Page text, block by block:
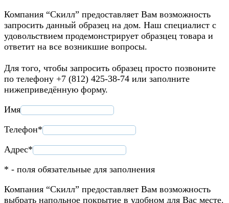
Компания “Скилл” предоставляет Вам возможность
запросить данный образец на дом. Наш специалист с
удовольствием продемонстрирует образцец товара и
ответит на все возникшие вопросы.
Для того, чтобы запросить образец просто позвоните
по телефону +7 (812) 425-38-74 или заполните
нижеприведённую форму.
Имя
Телефон*
Адрес*
* - поля обязательные для заполнения
Компания “Скилл” предоставляет Вам возможность
выбрать напольное покрытие в удобном для Вас месте.